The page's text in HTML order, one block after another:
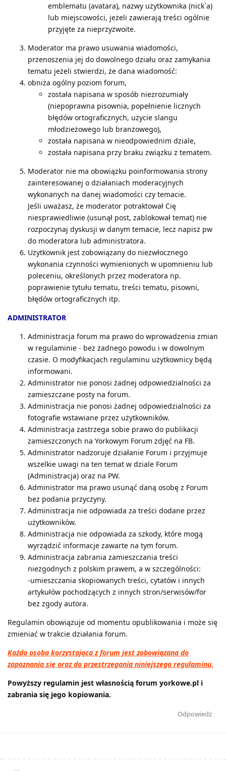
emblematu (avatara), nazwy użytkownika (nick`a)
lub miejscowości, jeżeli zawierają treści ogólnie
przyjęte za nieprzyzwoite.
Moderator ma prawo usuwania wiadomości,
przenoszenia jej do dowolnego działu oraz zamykania
tematu jeżeli stwierdzi, że dana wiadomość:
obniża ogólny poziom forum,
została napisana w sposób niezrozumiały
(niepoprawna pisownia, popełnienie licznych
błędów ortograficznych, użycie slangu
młodzieżowego lub branżowego),
została napisana w nieodpowiednim dziale,
została napisana przy braku związku z tematem.
Moderator nie ma obowiązku poinformowania strony
zainteresowanej o działaniach moderacyjnych
wykonanych na danej wiadomości czy temacie.
Jeśli uważasz, że moderator potraktował Cię
niesprawiedliwie (usunął post, zablokował temat) nie
rozpoczynaj dyskusji w danym temacie, lecz napisz pw
do moderatora lub administratora.
Użytkownik jest zobowiązany do niezwłocznego
wykonania czynności wymienionych w upomnieniu lub
poleceniu, określonych przez moderatora np.
poprawienie tytułu tematu, treści tematu, pisowni,
błędów ortograficznych itp.
ADMINISTRATOR
Administracja forum ma prawo do wprowadzenia zmian
w regulaminie - bez żadnego powodu i w dowolnym
czasie. O modyfikacjach regulaminu użytkownicy będą
informowani.
Administrator nie ponosi żadnej odpowiedzialności za
zamieszczane posty na forum.
Administracja nie ponosi żadnej odpowiedzialności za
fotografie wstawiane przez użytkowników.
Administracja zastrzega sobie prawo do publikacji
zamieszczonych na Yorkowym Forum zdjęć na FB.
Administrator nadzoruje działanie Forum i przyjmuje
wszelkie uwagi na ten temat w dziale Forum
(Administracja) oraz na PW.
Administrator ma prawo usunąć daną osobę z Forum
bez podania przyczyny.
Administracja nie odpowiada za treści dodane przez
użytkowników.
Administracja nie odpowiada za szkody, które mogą
wyrządzić informacje zawarte na tym forum.
Administracja zabrania zamieszczania treści
niezgodnych z polskim prawem, a w szczególności:
-umieszczania skopiowanych treści, cytatów i innych
artykułów pochodzących z innych stron/serwisów/for
bez zgody autora.
Regulamin obowiązuje od momentu opublikowania i może się
zmieniać w trakcie działania forum.
Każda osoba korzystająca z forum jest zobowiązana do
zapoznania się oraz do przestrzegania niniejszego regulaminu.
Powyższy regulamin jest własnością forum yorkowe.pl i
zabrania się jego kopiowania.
Odpowiedz